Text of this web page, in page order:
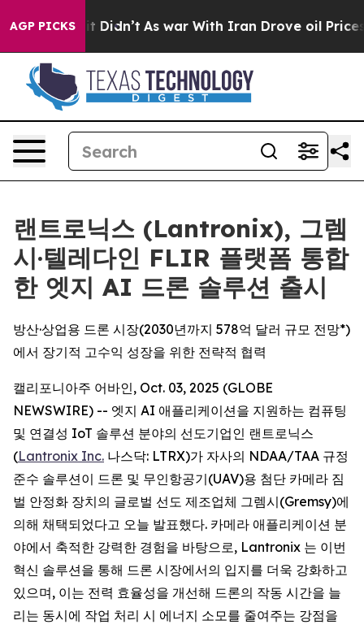
AGP PICKS
it Didn’t As war With Iran Drove oil Prices
랜트로닉스 (Lantronix), 그렘
시·텔레다인 FLIR 플랫폼 통합
한 엣지 AI 드론 솔루션 출시
방산·상업용 드론 시장(2030년까지 578억 달러 규모 전망*)
에서 장기적 고수익 성장을 위한 전략적 협력
캘리포니아주 어바인, Oct. 03, 2025 (GLOBE
NEWSWIRE) -- 엣지 AI 애플리케이션을 지원하는 컴퓨팅
및 연결성 IoT 솔루션 분야의 선도기업인 랜트로닉스
(Lantronix Inc. 나스닥: LTRX)가 자사의 NDAA/TAA 규정
준수 솔루션이 드론 및 무인항공기(UAV)용 첨단 카메라 짐
벌 안정화 장치의 글로벌 선도 제조업체 그렘시(Gremsy)에
의해 채택되었다고 오늘 발표했다. 카메라 애플리케이션 분
야에서 축적한 강력한 경험을 바탕으로, Lantronix 는 이번
혁신 솔루션을 통해 드론 시장에서의 입지를 더욱 강화하고
있으며, 이는 전력 효율성을 개선해 드론의 작동 시간을 늘
리는 동시에 작업 처리 시 에너지 소모를 줄여주는 강점을